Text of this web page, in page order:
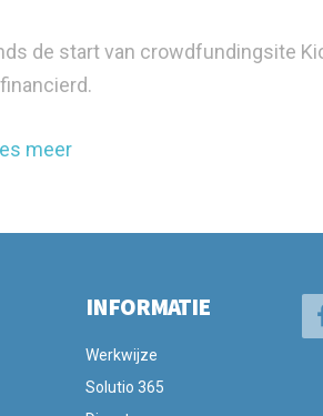
de start van crowdfundingsite
meer
INFORMATIE
Werkwijze
Solutio 365